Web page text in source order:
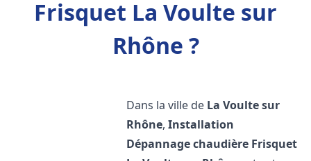
Frisquet La Voulte sur
Rhône ?
Dans la ville de La Voulte sur
Rhône,Installation
Dépannage chaudière Frisquet